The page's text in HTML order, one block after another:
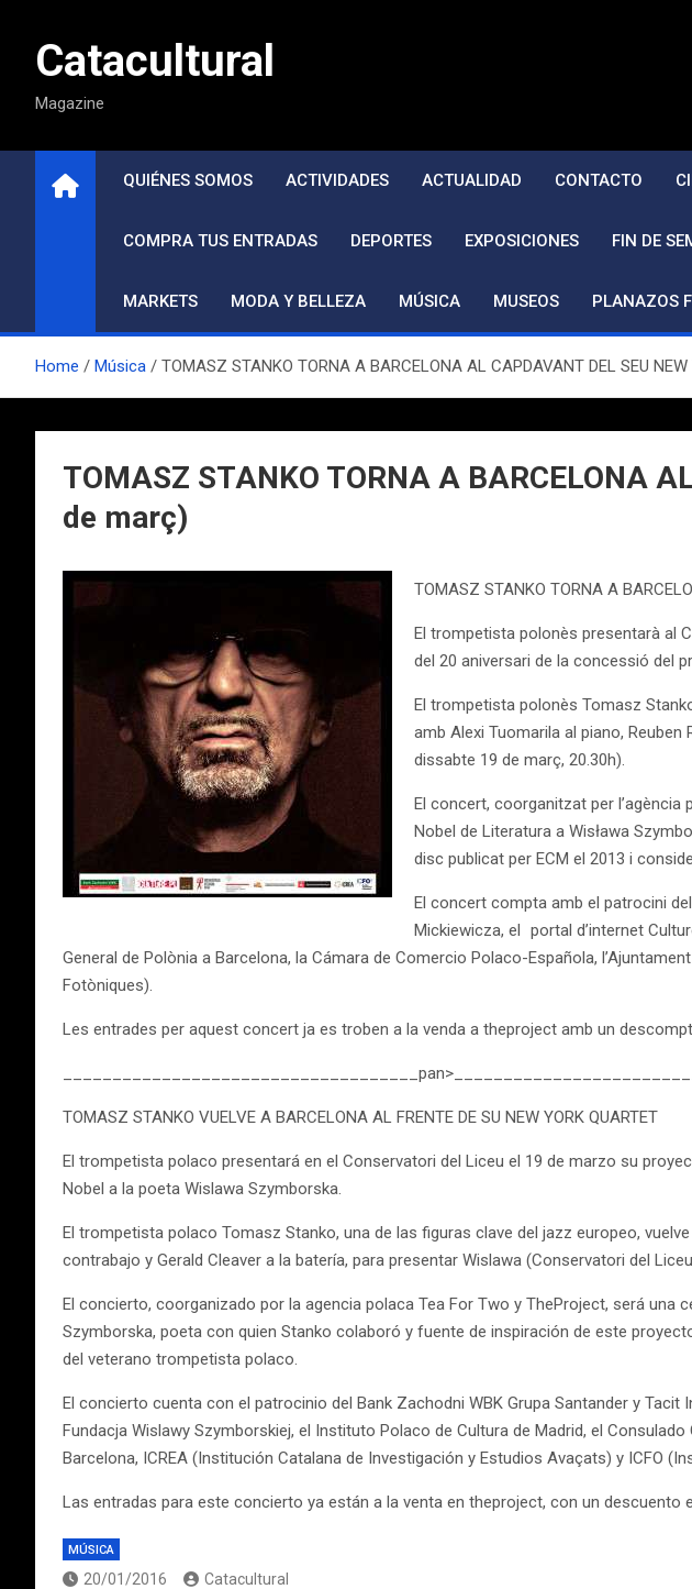
contenidoCatacultural
Magazine
QUIÉNES SOMOS ACTIVIDADES ACTUALIDAD CONTACTO
COMPRA TUS ENTRADAS DEPORTES EXPOSICIONES FIN DE
MARKETS MODA Y BELLEZA MÚSICA MUSEOS PLANAZOS
Home Música TOMASZ STANKO TORNA A BARCELONA AL CAPDAVANT DEL SEU
TOMASZ STANKO TORNA A BARCELONA
de març)
TOMASZ STANKO TORNA A
El trompetista polonès presentarà al
del 20 aniversari de la concessió del
El trompetista polonès Tomasz
amb Alexi Tuomarila al piano,
dissabte 19 de març, 20.30h).
El concert, coorganitzat per
Nobel de Literatura a Wisława
disc publicat per ECM el 2013 i
El concert compta amb el patrocini
Mickiewicza, el portal d’internet
General de Polònia a Barcelona, la Cámara de Comercio Polaco-Española,
Fotòniques).
Les entrades per aquest concert ja es troben a la venda a theproject amb un
____________________________________pan>_________________________
TOMASZ STANKO VUELVE A BARCELONA AL FRENTE DE SU NEW YORK QUARTET
El trompetista polaco presentará en el Conservatori del Liceu el 19 de marzo su
Nobel a la poeta Wislawa Szymborska.
El trompetista polaco Tomasz Stanko, una de las figuras clave del jazz europeo,
contrabajo y Gerald Cleaver a la batería, para presentar Wislawa (Conservatori del
El concierto, coorganizado por la agencia polaca Tea For Two y TheProject, será una
Szymborska, poeta con quien Stanko colaboró ​​y fuente de inspiración de este
del veterano trompetista polaco.
El concierto cuenta con el patrocinio del Bank Zachodni WBK Grupa Santander y
Fundacja Wislawy Szymborskiej, el Instituto Polaco de Cultura de Madrid, el
Barcelona, ​​ICREA (Institución Catalana de Investigación y Estudios Avaçats) y ICFO
Las entradas para este concierto ya están a la venta en theproject, con un
MÚSICA
20/01/2016 Catacultural